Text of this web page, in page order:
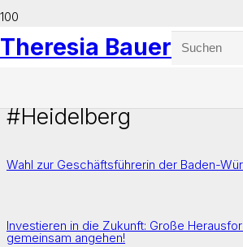
Theresia Bauer
#Heidelberg
Wahl zur Geschäftsführerin der Baden-
Investieren in die Zukunft: Große
gemeinsam angehen!